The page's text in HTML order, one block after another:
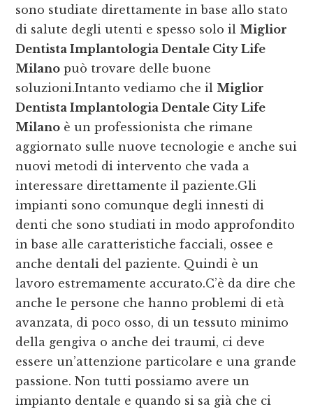
sono studiate direttamente in base allo stato
di salute degli utenti e spesso solo il Miglior
Dentista Implantologia Dentale City Life
Milano può trovare delle buone
soluzioni.Intanto vediamo che il Miglior
Dentista Implantologia Dentale City Life
Milano è un professionista che rimane
aggiornato sulle nuove tecnologie e anche sui
nuovi metodi di intervento che vada a
interessare direttamente il paziente.Gli
impianti sono comunque degli innesti di
denti che sono studiati in modo approfondito
in base alle caratteristiche facciali, ossee e
anche dentali del paziente. Quindi è un
lavoro estremamente accurato.C’è da dire che
anche le persone che hanno problemi di età
avanzata, di poco osso, di un tessuto minimo
della gengiva o anche dei traumi, ci deve
essere un’attenzione particolare e una grande
passione. Non tutti possiamo avere un
impianto dentale e quando si sa già che ci